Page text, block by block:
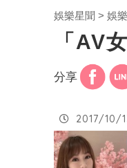
娛樂星聞 娛樂
「AV
分享
2017/10/